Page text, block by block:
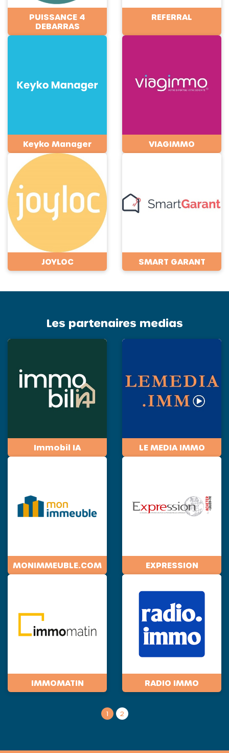
PUISSANCE 4
DEBARRAS
REFERRAL
Keyko Manager VIAGIMMO
JOYLOC SMART GARANT
Les partenaires medias
Immobil IA LE MEDIA IMMO
MONIMMEUBLE.COM EXPRESSION
IMMOMATIN RADIO IMMO
1 2